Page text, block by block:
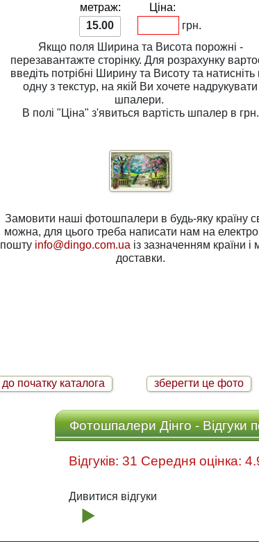
метраж:
15.00
Ціна:
грн.
Якщо поля Ширина та Висота порожні -
перезавантажте сторінку. Для розрахунку вартості
введіть потрібні Ширину та Висоту та натисніть
одну зтекстур, на якій Ви хочете надрукувати
шпалери.
В полі "Ціна" з'явиться вартість шпалер в грн.
Замовити наші фотошпалери в будь-яку країну
можна, для цього треба написати нам на електронну
пошту info@dingo.com.ua із зазначенням країни і
доставки.
до початку каталога зберегти це фото
Фотошпалери Дінго - Відгуки
Відгуків: 31 Середня оцінка:
Дивитися відгуки